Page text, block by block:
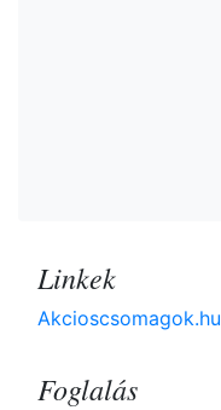
Linkek
Akcioscsomagok.hu
Foglalás